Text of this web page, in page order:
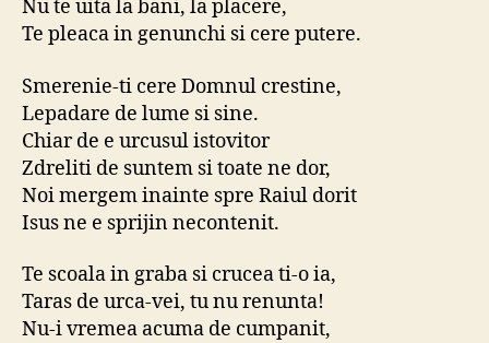
Nu te uita la bani, la placere,
Te pleaca in genunchi si cere putere.
Smerenie-ti cere Domnul crestine,
Lepadare de lume si sine.
Chiar de e urcusul istovitor
Zdreliti de suntem si toate ne dor,
Noi mergem inainte spre Raiul dorit
Isus ne e sprijin necontenit.
Te scoala in graba si crucea ti-o ia,
Taras de urca-vei, tu nu renunta!
Nu-i vremea acuma de cumpanit,